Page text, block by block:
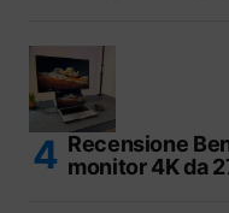
Recensione
monitor 4K da